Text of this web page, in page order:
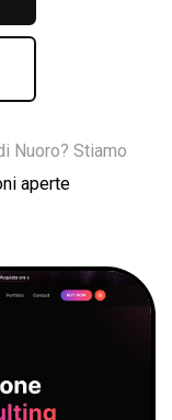
Nuoro? Stiamo
aperte